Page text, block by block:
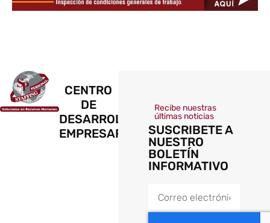
CENTRO
DE
DESARROLLO
EMPRESARIAL
Recibe nuestras
últimas noticias
SUSCRIBETE A
NUESTRO
BOLETÍN
INFORMATIVO